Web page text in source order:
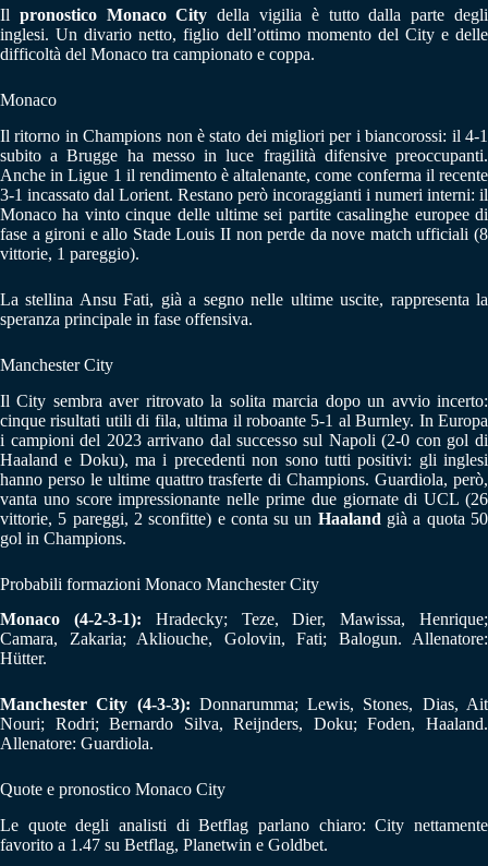
Il pronostico Monaco City della vigilia è tutto dalla parte degli
inglesi. Un divario netto, figlio dell’ottimo momento del City e delle
difficoltà del Monaco tra campionato e coppa.
Monaco
Il ritorno in Champions non è stato dei migliori per i biancorossi: il 4-1
subito a Brugge ha messo in luce fragilità difensive preoccupanti.
Anche in Ligue 1 il rendimento è altalenante, come conferma il recente
3-1 incassato dal Lorient. Restano però incoraggianti i numeri interni: il
Monaco ha vinto cinque delle ultime sei partite casalinghe europee di
fase a gironi e allo Stade Louis II non perde da nove match ufficiali (8
vittorie, 1 pareggio).
La stellina Ansu Fati, già a segno nelle ultime uscite, rappresenta la
speranza principale in fase offensiva.
Manchester City
Il City sembra aver ritrovato la solita marcia dopo un avvio incerto:
cinque risultati utili di fila, ultima il roboante 5-1 al Burnley. In Europa
i campioni del 2023 arrivano dal successo sul Napoli (2-0 con gol di
Haaland e Doku), ma i precedenti non sono tutti positivi: gli inglesi
hanno perso le ultime quattro trasferte di Champions. Guardiola, però,
vanta uno score impressionante nelle prime due giornate di UCL (26
vittorie, 5 pareggi, 2 sconfitte) e conta su un Haaland già a quota 50
gol in Champions.
Probabili formazioni Monaco Manchester City
Monaco (4-2-3-1): Hradecky; Teze, Dier, Mawissa, Henrique;
Camara, Zakaria; Akliouche, Golovin, Fati; Balogun. Allenatore:
Hütter.
Manchester City (4-3-3): Donnarumma; Lewis, Stones, Dias, Ait
Nouri; Rodri; Bernardo Silva, Reijnders, Doku; Foden, Haaland.
Allenatore: Guardiola.
Quote e pronostico Monaco City
Le quote degli analisti di Betflag parlano chiaro: City nettamente
favorito a 1.47 su Betflag, Planetwin e Goldbet.